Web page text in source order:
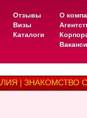
Отзывы
Визы
Каталоги
О
| ЗНАКОМСТВО С